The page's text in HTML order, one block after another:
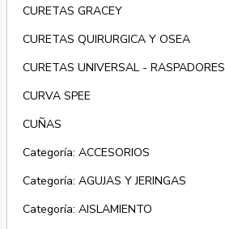
CURETAS GRACEY
CURETAS QUIRURGICA Y OSEA
CURETAS UNIVERSAL - RASPADORES
CURVA SPEE
CUÑAS
Categoría: ACCESORIOS
Categoría: AGUJAS Y JERINGAS
Categoría: AISLAMIENTO